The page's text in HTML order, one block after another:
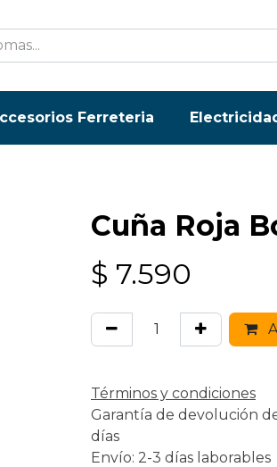
Ferreteria
Cuña Roja
$ 7.590
Términos y condiciones
Garantía de devolución
días
Envío: 2-3 días laborables